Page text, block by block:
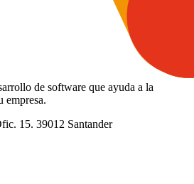
de software que ayuda a la
empresa.
15. 39012 Santander